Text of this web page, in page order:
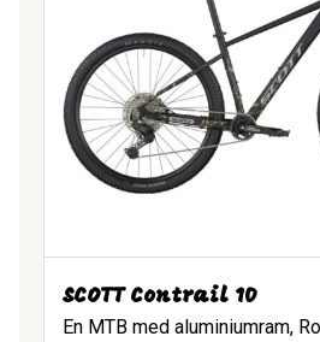
SCOTT Contrail 10
En MTB med aluminiumram,